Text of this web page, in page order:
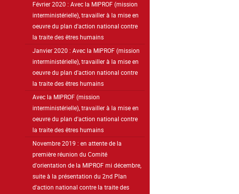
Février 2020 : Avec la MIPROF (mission
interministérielle), travailler à la mise en
oeuvre du plan d'action national contre
la traite des êtres humains
Janvier 2020 : Avec la MIPROF (mission
interministérielle), travailler à la mise en
oeuvre du plan d'action national contre
la traite des êtres humains
Avec la MIPROF (mission
interministérielle), travailler à la mise en
oeuvre du plan d'action national contre
la traite des êtres humains
Novembre 2019 : en attente de la
première réunion du Comité
d'orientation de la MIPROF mi décembre,
suite à la présentation du 2nd Plan
d'action national contre la traite des